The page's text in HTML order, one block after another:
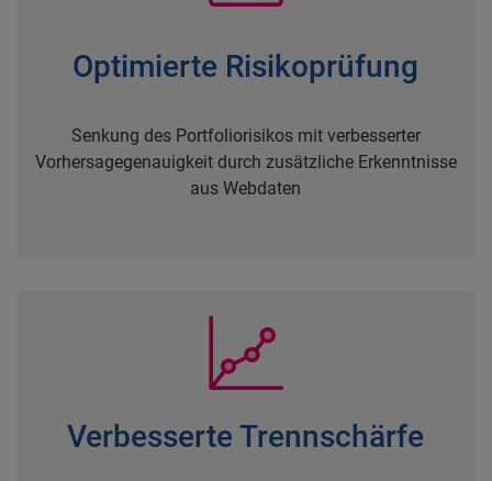
Optimierte Risikoprüfung
Senkung des Portfoliorisikos mit verbesserter
Vorhersagegenauigkeit durch zusätzliche Erkenntnisse
aus Webdaten
Verbesserte Trennschärfe